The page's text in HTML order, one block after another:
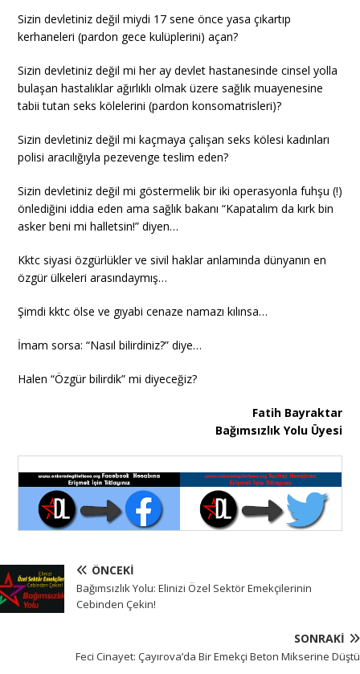
Sizin devletiniz değil miydi 17 sene önce yasa çıkartıp
kerhaneleri (pardon gece kulüplerini) açan?
Sizin devletiniz değil mi her ay devlet hastanesinde cinsel yolla
bulaşan hastalıklar ağırlıklı olmak üzere sağlık muayenesine
tabii tutan seks kölelerini (pardon konsomatrisleri)?
Sizin devletiniz değil mi kaçmaya çalışan seks kölesi kadınları
polisi aracılığıyla pezevenge teslim eden?
Sizin devletiniz değil mi göstermelik bir iki operasyonla fuhşu (!)
önlediğini iddia eden ama sağlık bakanı “Kapatalım da kırk bin
asker beni mi halletsin!” diyen…
Kktc siyasi özgürlükler ve sivil haklar anlamında dünyanın en
özgür ülkeleri arasındaymış…
Şimdi kktc ölse ve gıyabi cenaze namazı kılınsa…
İmam sorsa: “Nasıl bilirdiniz?” diye…
Halen “Özgür bilirdik” mi diyeceğiz?
Fatih Bayraktar
Bağımsızlık Yolu Üyesi
ÖNCEKI
Bağımsızlık Yolu: Elinizi Özel Sektör Emekçilerinin
Cebinden Çekin!
SONRAKI
Feci Cinayet: Çayırova’da Bir Emekçi Beton Mikserine Düştü